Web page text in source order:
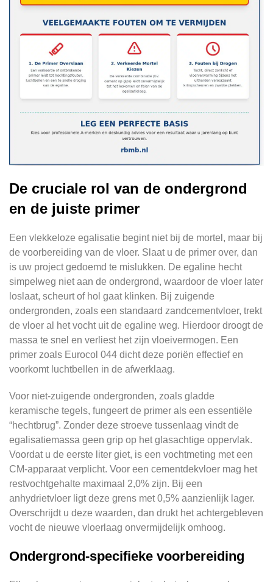
De cruciale rol van de ondergrond
en de juiste primer
Een vlekkeloze egalisatie begint niet bij de mortel, maar bij
de voorbereiding van de vloer. Slaat u de primer over, dan
is uw project gedoemd te mislukken. De egaline hecht
simpelweg niet aan de ondergrond, waardoor de vloer later
loslaat, scheurt of hol gaat klinken. Bij zuigende
ondergronden, zoals een standaard zandcementvloer, trekt
de vloer al het vocht uit de egaline weg. Hierdoor droogt de
massa te snel en verliest het zijn vloeivermogen. Een
primer zoals Eurocol 044 dicht deze poriën effectief en
voorkomt luchtbellen in de afwerklaag.
Voor niet-zuigende ondergronden, zoals gladde
keramische tegels, fungeert de primer als een essentiële
“hechtbrug”. Zonder deze stroeve tussenlaag vindt de
egalisatiemassa geen grip op het glasachtige oppervlak.
Voordat u de eerste liter giet, is een vochtmeting met een
CM-apparaat verplicht. Voor een cementdekvloer mag het
restvochtgehalte maximaal 2,0% zijn. Bij een
anhydrietvloer ligt deze grens met 0,5% aanzienlijk lager.
Overschrijdt u deze waarden, dan drukt het achtergebleven
vocht de nieuwe vloerlaag onvermijdelijk omhoog.
Ondergrond-specifieke voorbereiding